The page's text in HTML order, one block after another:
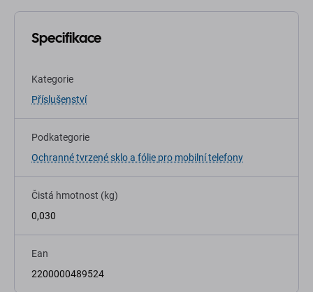
Specifikace
Kategorie
Příslušenství
Podkategorie
Ochranné tvrzené sklo a fólie pro mobilní telefony
Čistá hmotnost (kg)
0,030
Ean
2200000489524